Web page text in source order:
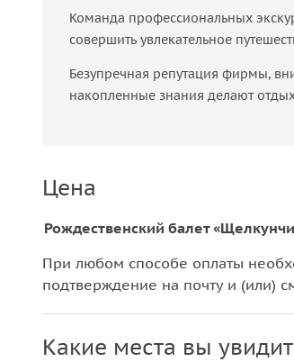
Команда профессиональных
совершить увлекательное
Безупречная репутация фирмы,
накопленные знания делают
Цена
Рождественский балет
При любом способе оплаты
подтверждение на почту и (или)
Какие места вы